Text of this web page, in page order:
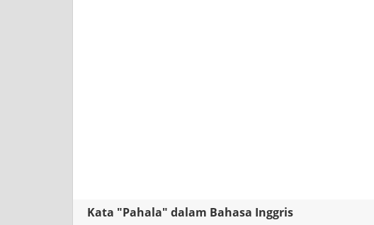
Kata "Pahala" dalam Bahasa Inggris